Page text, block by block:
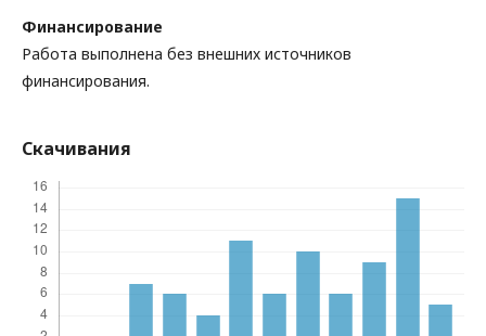
Финансирование
Работа выполнена без внешних источников
финансирования.
Скачивания